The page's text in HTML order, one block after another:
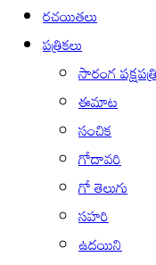
రచయితలు
పత్రికలు
సారంగ
ఈమాట
సంచిక
గోదావరి
గో తెలుగు
సహరి
ఉదయిని